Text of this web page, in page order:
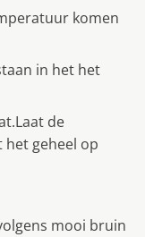
komen
in het het
de
het geheel op
mooi bruin